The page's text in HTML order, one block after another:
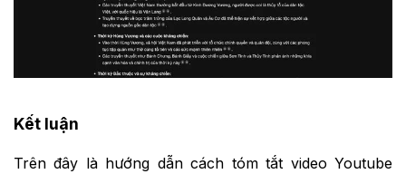
Kết luận
Trên đây là hướng dẫn cách tóm tắt video Youtube